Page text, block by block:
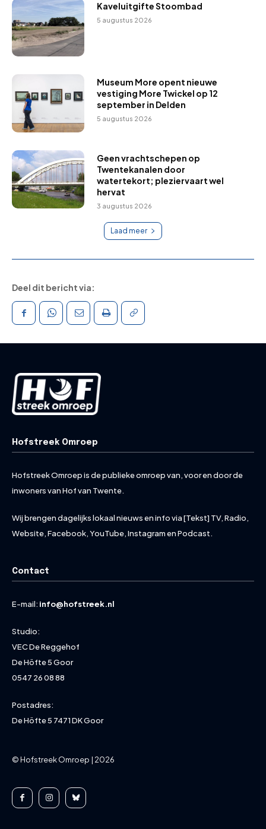
Kaveluitgifte Stoombad
5 augustus 2026
Museum More opent nieuwe
vestiging More Twickel op 12
september in Delden
5 augustus 2026
Geen vrachtschepen op
Twentekanalen door
watertekort; pleziervaart wel
hervat
3 augustus 2026
Laad meer
Deel dit bericht via:
Hofstreek Omroep
Hofstreek Omroep is de publieke omroep van, voor en door de
inwoners van Hof van Twente.
Wij brengen dagelijks lokaal nieuws en info via [Tekst] TV, Radio,
Website, Facebook, YouTube, Instagram en Podcast.
Contact
E-mail: info@hofstreek.nl
Studio:
VEC De Reggehof
De Höfte 5 Goor
0547 26 08 88
Postadres:
De Höfte 5 7471 DK Goor
© Hofstreek Omroep | 2026